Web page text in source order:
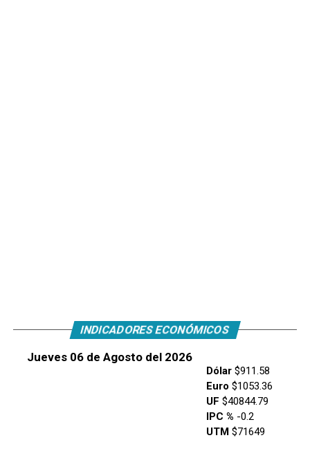
INDICADORES ECONÓMICOS
Jueves 06 de Agosto del 2026
Dólar$911.58
Euro $1053.36
UF $40844.79
IPC % -0.2
UTM$71649